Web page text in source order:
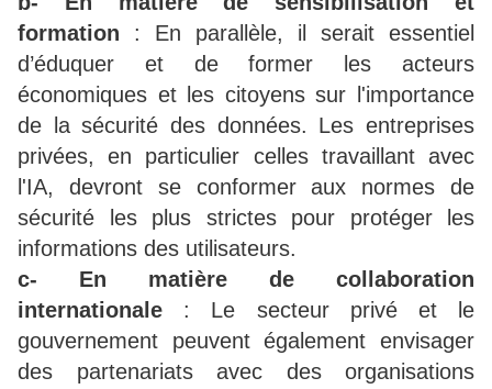
formation : En parallèle, il serait essentiel
d’éduquer et de former les acteurs
économiques et les citoyens sur l'importance
de la sécurité des données. Les entreprises
privées, en particulier celles travaillant avec
l'IA, devront se conformer aux normes de
sécurité les plus strictes pour protéger les
informations des utilisateurs.
c- En matière de collaboration
internationale : Le secteur privé et le
gouvernement peuvent également envisager
des partenariats avec des organisations